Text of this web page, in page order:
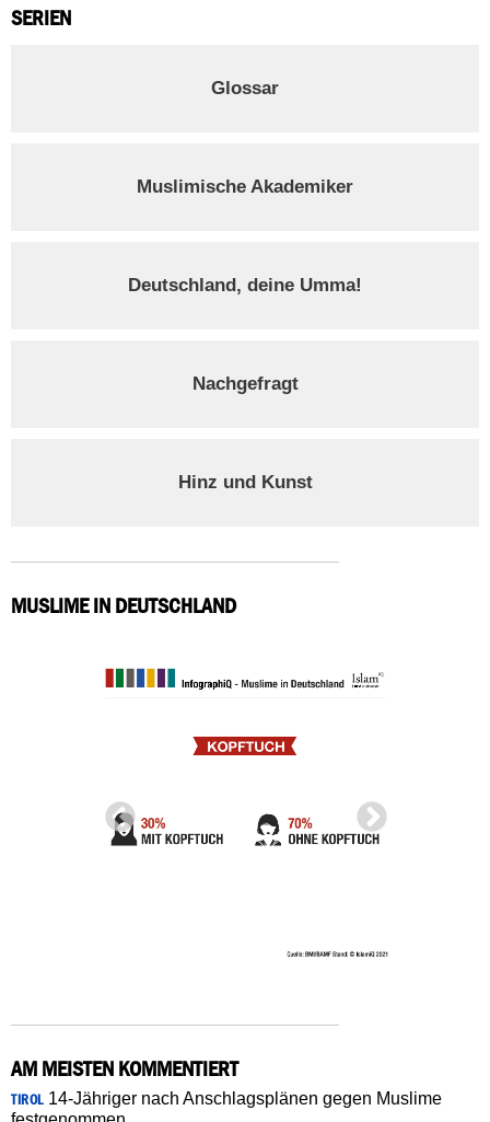
SERIEN
Glossar
Muslimische Akademiker
Deutschland, deine Umma!
Nachgefragt
Hinz und Kunst
MUSLIME IN DEUTSCHLAND
AM MEISTEN KOMMENTIERT
TIROL14-Jähriger nach Anschlagsplänen gegen Muslime